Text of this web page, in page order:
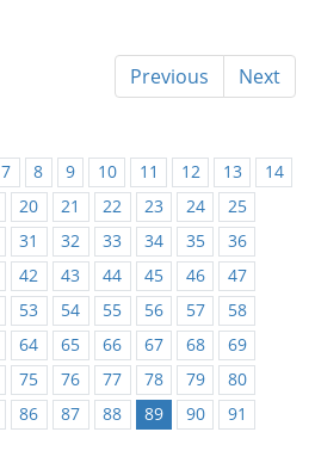
Previous Next
7 8 9 10 11 12 13
14
20 21 22 23 24
25
31 32 33 34 35
36
42 43 44 45 46
47
53 54 55 56 57
58
64 65 66 67 68
69
75 76 77 78 79
80
86 87 88 89 90
91